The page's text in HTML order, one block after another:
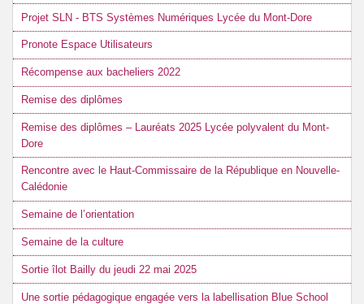
Projet SLN - BTS Systèmes Numériques Lycée du Mont-Dore
Pronote Espace Utilisateurs
Récompense aux bacheliers 2022
Remise des diplômes
Remise des diplômes – Lauréats 2025 Lycée polyvalent du Mont-
Dore
Rencontre avec le Haut-Commissaire de la République en Nouvelle-
Calédonie
Semaine de l’orientation
Semaine de la culture
Sortie îlot Bailly du jeudi 22 mai 2025
Une sortie pédagogique engagée vers la labellisation Blue School